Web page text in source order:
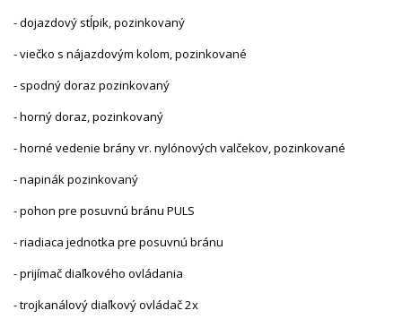
- dojazdový stĺpik, pozinkovaný
- viečko s nájazdovým kolom, pozinkované
- spodný doraz pozinkovaný
- horný doraz, pozinkovaný
- horné vedenie brány vr. nylónových valčekov, pozinkované
- napinák pozinkovaný
- pohon pre posuvnú bránu PULS
- riadiaca jednotka pre posuvnú bránu
- prijímač diaľkového ovládania
- trojkanálový diaľkový ovládač 2x